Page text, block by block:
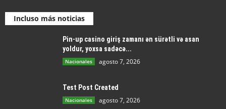
Incluso más noticias
Pin-up casino giriş zamanı ən sürətli və asan
yoldur, yoxsa sadəcə...
Nacionales agosto 7, 2026
Test Post Created
Nacionales agosto 7, 2026